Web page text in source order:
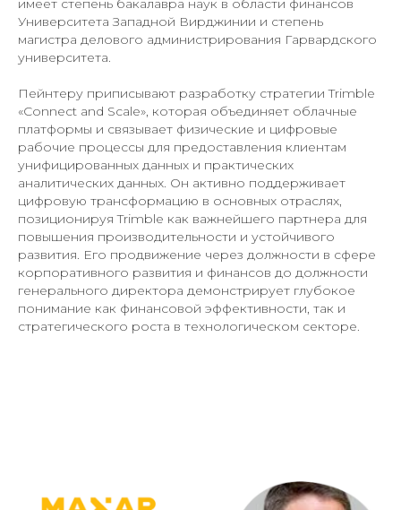
имеет степень бакалавра наук в области финансов
Университета Западной Вирджинии и степень
магистра делового администрирования Гарвардского
университета.
Пейнтеру приписывают разработку стратегии Trimble
«Connect and Scale», которая объединяет облачные
платформы и связывает физические и цифровые
рабочие процессы для предоставления клиентам
унифицированных данных и практических
аналитических данных. Он активно поддерживает
цифровую трансформацию в основных отраслях,
позиционируя Trimble как важнейшего партнера для
повышения производительности и устойчивого
развития. Его продвижение через должности в сфере
корпоративного развития и финансов до должности
генерального директора демонстрирует глубокое
понимание как финансовой эффективности, так и
стратегического роста в технологическом секторе.